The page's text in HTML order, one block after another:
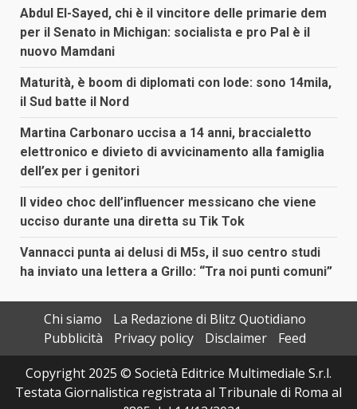
Abdul El-Sayed, chi è il vincitore delle primarie dem
per il Senato in Michigan: socialista e pro Pal è il
nuovo Mamdani
Maturità, è boom di diplomati con lode: sono 14mila,
il Sud batte il Nord
Martina Carbonaro uccisa a 14 anni, braccialetto
elettronico e divieto di avvicinamento alla famiglia
dell’ex per i genitori
Il video choc dell’influencer messicano che viene
ucciso durante una diretta su Tik Tok
Vannacci punta ai delusi di M5s, il suo centro studi
ha inviato una lettera a Grillo: “Tra noi punti comuni”
Chi siamo
La Redazione di Blitz Quotidiano
Pubblicità
Privacy policy Disclaimer
Feed
Copyright 2025 © Società Editrice Multimediale S.r.l.
Testata Giornalistica registrata al Tribunale di Roma al